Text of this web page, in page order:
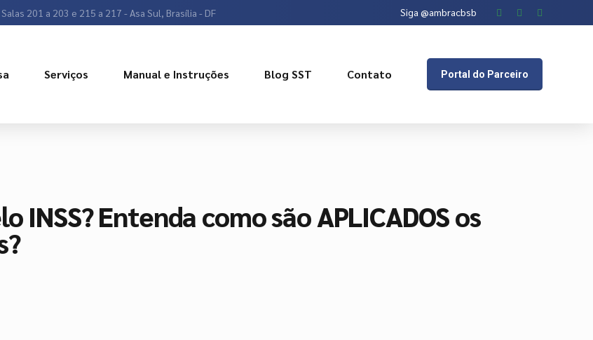
201 a 203 e 215 a 217 - Asa Sul, Brasília - DF Siga @ambracbsb
Portal do Parceiro
Serviços Manual e Instruções Blog SST Contato
INSS? Entenda como são APLICADOS os